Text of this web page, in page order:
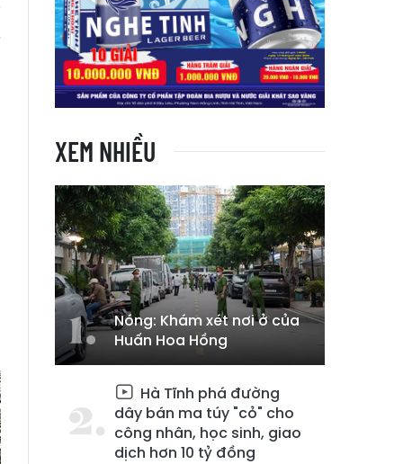
XEM NHIỀU
Nóng: Khám xét nơi ở của
Huấn Hoa Hồng
Hà Tĩnh phá đường
dây bán ma túy "cỏ" cho
công nhân, học sinh, giao
dịch hơn 10 tỷ đồng